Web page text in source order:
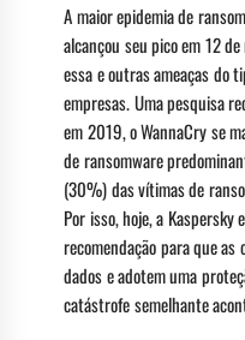
A maior epidemia de
alcançou seu pico em 12
essa e outras ameaças do
empresas. Uma pesquisa
em 2019, o WannaCry se
de ransomware
(30%) das vítimas de
Por isso, hoje, a
recomendação para que as
dados e adotem uma
catástrofe semelhante